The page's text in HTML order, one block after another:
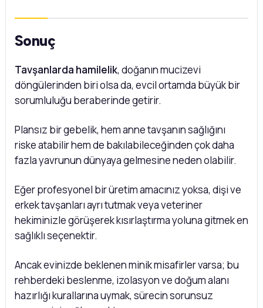
Sonuç
Tavşanlarda hamilelik, doğanın mucizevi
döngülerinden biri olsa da, evcil ortamda büyük bir
sorumluluğu beraberinde getirir.
Plansız bir gebelik, hem anne tavşanın sağlığını
riske atabilir hem de bakılabileceğinden çok daha
fazla yavrunun dünyaya gelmesine neden olabilir.
Eğer profesyonel bir üretim amacınız yoksa, dişi ve
erkek tavşanları ayrı tutmak veya veteriner
hekiminizle görüşerek kısırlaştırma yoluna gitmek en
sağlıklı seçenektir.
Ancak evinizde beklenen minik misafirler varsa; bu
rehberdeki beslenme, izolasyon ve doğum alanı
hazırlığı kurallarına uymak, sürecin sorunsuz